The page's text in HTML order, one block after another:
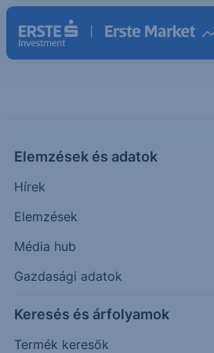
Elemzések és adatok
Hírek
Elemzések
Média hub
Gazdasági adatok
Keresés és árfolyamok
Termék keresők
ORCL(USA)
Oracle Inc.
143.42
Időpont: 26.08.06. 22:00
Előző záró:
143.47
Árfolyamértesítő rögzítése
További információk kérése